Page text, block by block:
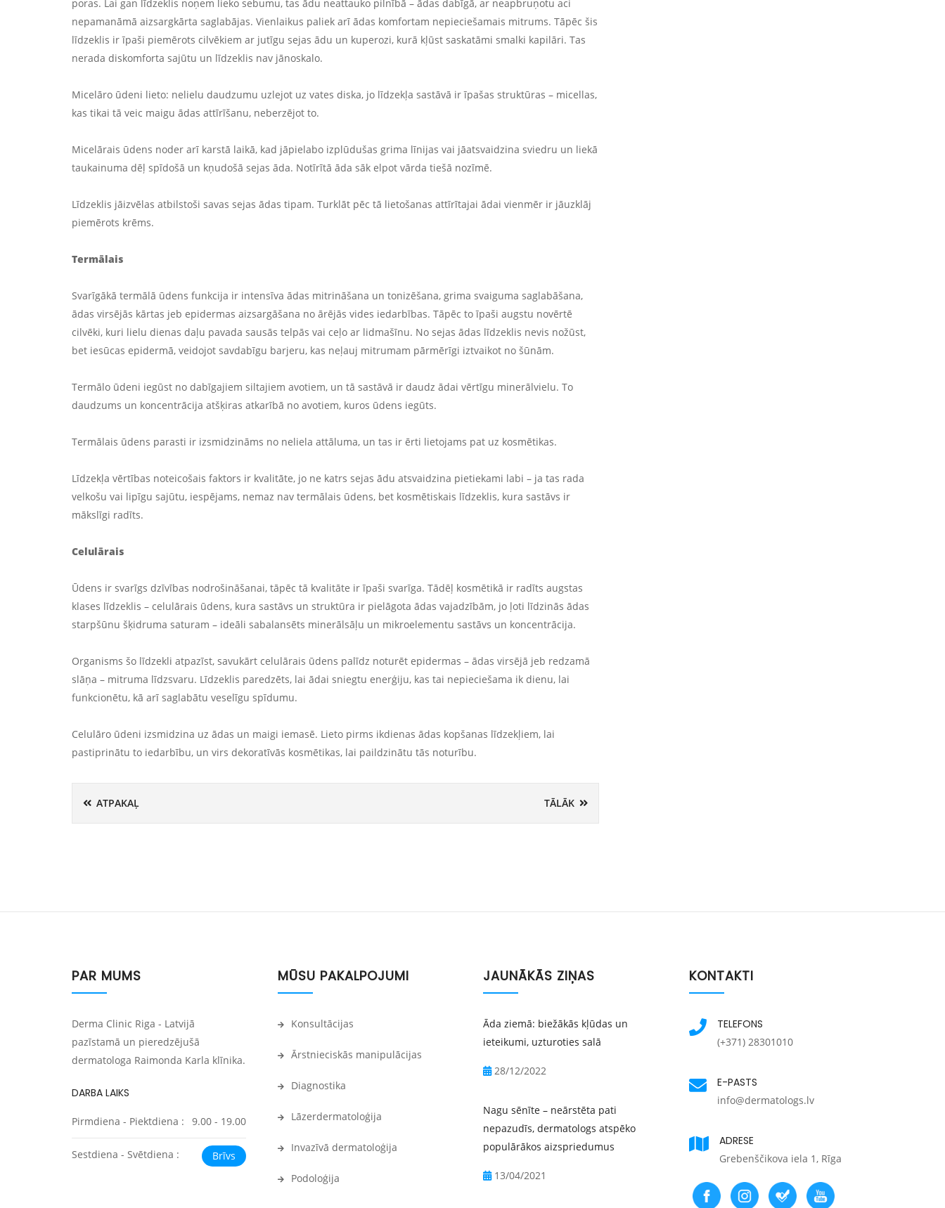
poras. Lai gan līdzeklis noņem lieko sebumu, tas ādu neattauko pilnībā – ādas dabīgā, ar neapbruņotu aci
nepamanāmā aizsargkārta saglabājas. Vienlaikus paliek arī ādas komfortam nepieciešamais mitrums. Tāpēc šis
līdzeklis ir īpaši piemērots cilvēkiem ar jutīgu sejas ādu un kuperozi, kurā kļūst saskatāmi smalki kapilāri. Tas
nerada diskomforta sajūtu un līdzeklis nav jānoskalo.
Micelāro ūdeni lieto: nelielu daudzumu uzlejot uz vates diska, jo līdzekļa sastāvā ir īpašas struktūras – micellas,
kas tikai tā veic maigu ādas attīrīšanu, neberzējot to.
Micelārais ūdens noder arī karstā laikā, kad jāpielabo izplūdušas grima līnijas vai jāatsvaidzina sviedru un liekā
taukainuma dēļ spīdošā un kņudošā sejas āda. Notīrītā āda sāk elpot vārda tiešā nozīmē.
Līdzeklis jāizvēlas atbilstoši savas sejas ādas tipam. Turklāt pēc tā lietošanas attīrītajai ādai vienmēr ir jāuzklāj
piemērots krēms.
Termālais
Svarīgākā termālā ūdens funkcija ir intensīva ādas mitrināšana un tonizēšana, grima svaiguma saglabāšana,
ādas virsējās kārtas jeb epidermas aizsargāšana no ārējās vides iedarbības. Tāpēc to īpaši augstu novērtē
cilvēki, kuri lielu dienas daļu pavada sausās telpās vai ceļo ar lidmašīnu. No sejas ādas līdzeklis nevis nožūst,
bet iesūcas epidermā, veidojot savdabīgu barjeru, kas neļauj mitrumam pārmērīgi iztvaikot no šūnām.
Termālo ūdeni iegūst no dabīgajiem siltajiem avotiem, un tā sastāvā ir daudz ādai vērtīgu minerālvielu. To
daudzums un koncentrācija atšķiras atkarībā no avotiem, kuros ūdens iegūts.
Termālais ūdens parasti ir izsmidzināms no neliela attāluma, un tas ir ērti lietojams pat uz kosmētikas.
Līdzekļa vērtības noteicošais faktors ir kvalitāte, jo ne katrs sejas ādu atsvaidzina pietiekami labi – ja tas rada
velkošu vai lipīgu sajūtu, iespējams, nemaz nav termālais ūdens, bet kosmētiskais līdzeklis, kura sastāvs ir
mākslīgi radīts.
Celulārais
Ūdens ir svarīgs dzīvības nodrošināšanai, tāpēc tā kvalitāte ir īpaši svarīga. Tādēļ kosmētikā ir radīts augstas
klases līdzeklis – celulārais ūdens, kura sastāvs un struktūra ir pielāgota ādas vajadzībām, jo ļoti līdzinās ādas
starpšūnu šķidruma saturam – ideāli sabalansēts minerālsāļu un mikroelementu sastāvs un koncentrācija.
Organisms šo līdzekli atpazīst, savukārt celulārais ūdens palīdz noturēt epidermas – ādas virsējā jeb redzamā
slāņa – mitruma līdzsvaru. Līdzeklis paredzēts, lai ādai sniegtu enerģiju, kas tai nepieciešama ik dienu, lai
funkcionētu, kā arī saglabātu veselīgu spīdumu.
Celulāro ūdeni izsmidzina uz ādas un maigi iemasē. Lieto pirms ikdienas ādas kopšanas līdzekļiem, lai
pastiprinātu to iedarbību, un virs dekoratīvās kosmētikas, lai paildzinātu tās noturību.
ATPAKAĻ TĀLĀK
PAR MUMS
Derma Clinic Riga - Latvijā
pazīstamā un pieredzējušā
dermatologa Raimonda Karla klīnika.
DARBA LAIKS
Pirmdiena - Piektdiena : 9.00 - 19.00
Sestdiena - Svētdiena : Brīvs
MŪSU PAKALPOJUMI
Konsultācijas
Ārstnieciskās manipulācijas
Diagnostika
Lāzerdermatoloģija
Invazīvā dermatoloģija
Podoloģija
JAUNĀKĀS ZIŅAS
Āda ziemā: biežākās kļūdas un
ieteikumi, uzturoties salā
28/12/2022
Nagu sēnīte – neārstēta pati
nepazudīs, dermatologs atspēko
populārākos aizspriedumus
13/04/2021
KONTAKTI
TELEFONS
(+371) 28301010
E-PASTS
info@dermatologs.lv
ADRESE
Grebenščikova iela 1, Rīga